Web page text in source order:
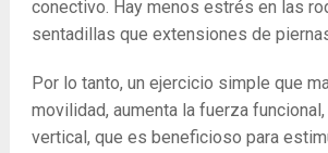
conectivo. Hay menos estrés en las
sentadillas que extensiones de
Por lo tanto, un ejercicio simple que
movilidad, aumenta la fuerza
vertical, que es beneficioso para